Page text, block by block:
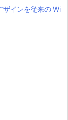
ザインを従来の Wi